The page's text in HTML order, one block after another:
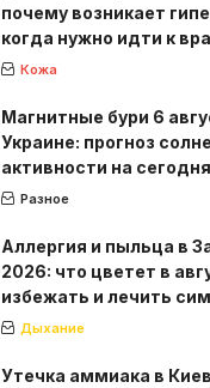
почему возникает
когда нужно идти к
Кожа
Магнитные бури 6
Украине: прогноз
активности на сегодня
Разное
Аллергия и пыльца в
2026: что цветет в
избежать и лечить
Дыхание
Утечка аммиака в